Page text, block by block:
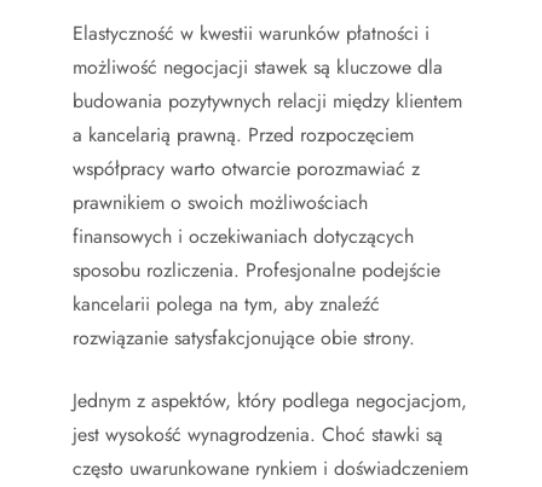
Elastyczność w kwestii warunków płatności i
możliwość negocjacji stawek są kluczowe dla
budowania pozytywnych relacji między klientem
a kancelarią prawną. Przed rozpoczęciem
współpracy warto otwarcie porozmawiać z
prawnikiem o swoich możliwościach
finansowych i oczekiwaniach dotyczących
sposobu rozliczenia. Profesjonalne podejście
kancelarii polega na tym, aby znaleźć
rozwiązanie satysfakcjonujące obie strony.
Jednym z aspektów, który podlega negocjacjom,
jest wysokość wynagrodzenia. Choć stawki są
często uwarunkowane rynkiem i doświadczeniem